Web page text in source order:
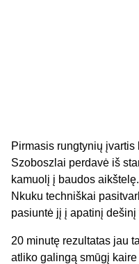
Pirmasis rungtynių
Szoboszlai perdavė iš
kamuolį į baudos
Nkuku techniškai
pasiuntė jį į apatinį dešinį
20 minutę rezultatas jau
atliko galingą smūgį